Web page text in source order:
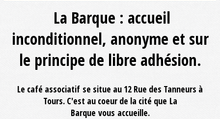
La Barque : accueil
inconditionnel, anonyme et sur
le principe de libre adhésion.
Le café associatif se situe au 12 Rue des Tanneurs à
Tours. C'est au coeur de la cité que La
Barque vous accueille.